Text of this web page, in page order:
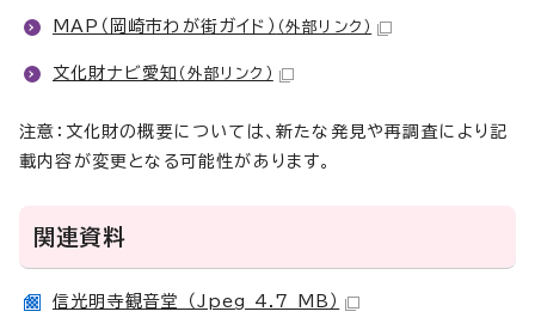
MAP（岡崎市わが街ガイド） （外部リンク）
文化財ナビ愛知 （外部リンク）
注意：文化財の概要については、新たな発見や再調査により記
載内容が変更となる可能性があります。
関連資料
信光明寺観音堂 （Jpeg 4.7 MB）